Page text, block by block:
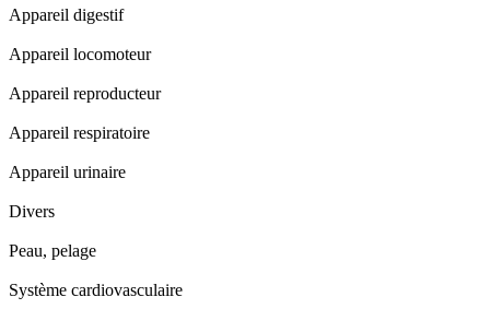
Appareil digestif
Appareil locomoteur
Appareil reproducteur
Appareil respiratoire
Appareil urinaire
Divers
Peau, pelage
Système cardiovasculaire